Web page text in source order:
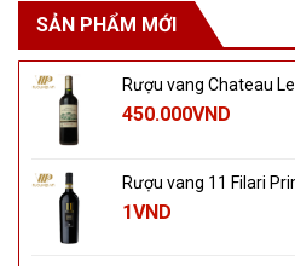
SẢN PHẨM MỚI
Rượu vang Chateau
450.000VND
Rượu vang 11 Filari
1VND